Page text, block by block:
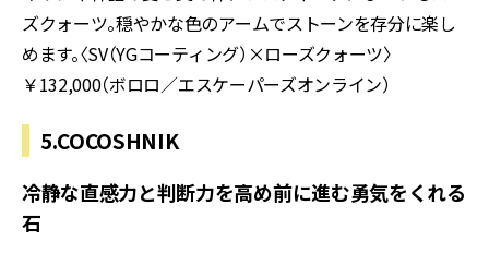
ズクォーツ。穏やかな色のアームでストーンを存分に楽し
めます。〈SV（YGコーティング）×ローズクォーツ〉
￥132,000（ボロロ／エスケーパーズオンライン）
5.COCOSHNIK
冷静な直感力と判断力を高め前に進む勇気をくれる
石